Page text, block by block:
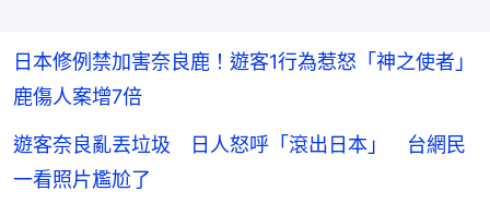
日本修例禁加害奈良鹿！遊客1行為惹怒「神之使者」
鹿傷人案增7倍
遊客奈良亂丟垃圾 日人怒呼「滾出日本」 台網民
一看照片尷尬了